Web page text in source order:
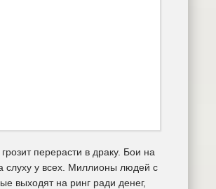
перерасти в драку. Бои на
слуху у всех. Миллионы людей с
выходят на ринг ради денег,